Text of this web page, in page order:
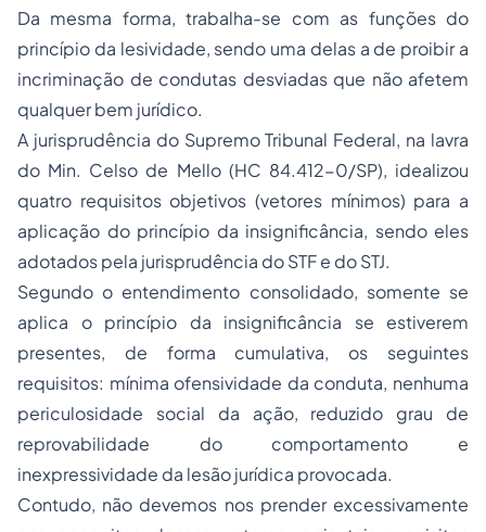
Da mesma forma, trabalha-se com as funções do
princípio da lesividade, sendo uma delas a de proibir a
incriminação de condutas desviadas que não afetem
qualquer bem jurídico.
A jurisprudência do Supremo Tribunal Federal, na lavra
do Min. Celso de Mello (HC 84.412-0/SP), idealizou
quatro requisitos objetivos (vetores mínimos) para a
aplicação do princípio da insignificância, sendo eles
adotados pela jurisprudência do STF e do STJ.
Segundo o entendimento consolidado, somente se
aplica o princípio da insignificância se estiverem
presentes, de forma cumulativa, os seguintes
requisitos: mínima ofensividade da conduta, nenhuma
periculosidade social da ação, reduzido grau de
reprovabilidade do comportamento e
inexpressividade da lesão jurídica provocada.
Contudo, não devemos nos prender excessivamente